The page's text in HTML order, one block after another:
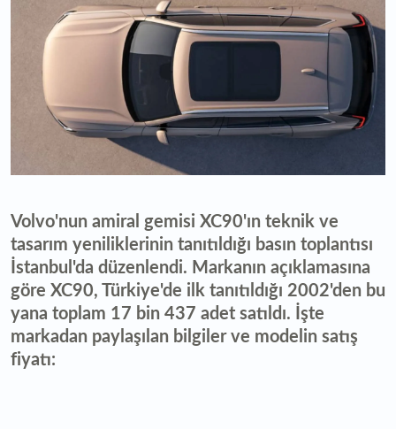
Volvo'nun amiral gemisi XC90'ın teknik ve
tasarım yeniliklerinin tanıtıldığı basın toplantısı
İstanbul'da düzenlendi. Markanın açıklamasına
göre XC90, Türkiye'de ilk tanıtıldığı 2002'den bu
yana toplam 17 bin 437 adet satıldı. İşte
markadan paylaşılan bilgiler ve modelin satış
fiyatı: